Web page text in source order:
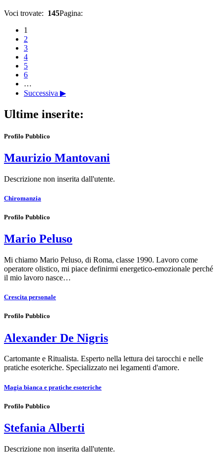
Voci trovate: 145Pagina:
1
2
3
4
5
6
…
Successiva ▶
Ultime inserite:
Profilo Pubblico
Maurizio Mantovani
Descrizione non inserita dall'utente.
Chiromanzia
Profilo Pubblico
Mario Peluso
Mi chiamo Mario Peluso, di Roma, classe 1990. Lavoro come
operatore olistico, mi piace definirmi energetico-emozionale perché
il mio lavoro nasce…
Crescita personale
Profilo Pubblico
Alexander De Nigris
Cartomante e Ritualista. Esperto nella lettura dei tarocchi e nelle
pratiche esoteriche. Specializzato nei legamenti d'amore.
Magia bianca e pratiche esoteriche
Profilo Pubblico
Stefania Alberti
Descrizione non inserita dall'utente.